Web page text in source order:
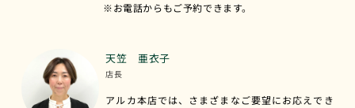
※お電話からもご予約できます。
天笠 亜衣子
店長
アルカ本店では、さまざまなご要望にお応えでき